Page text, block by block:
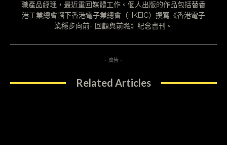
職產品經理，最近重回媒體工作。個人出版的作品包括替香
港工業總會轄下香港電子業總會（HKEIC）撰寫《香港電子
業穩步向前- 回顧與前瞻》紀念書刊。
- 廣告 -
Related Articles